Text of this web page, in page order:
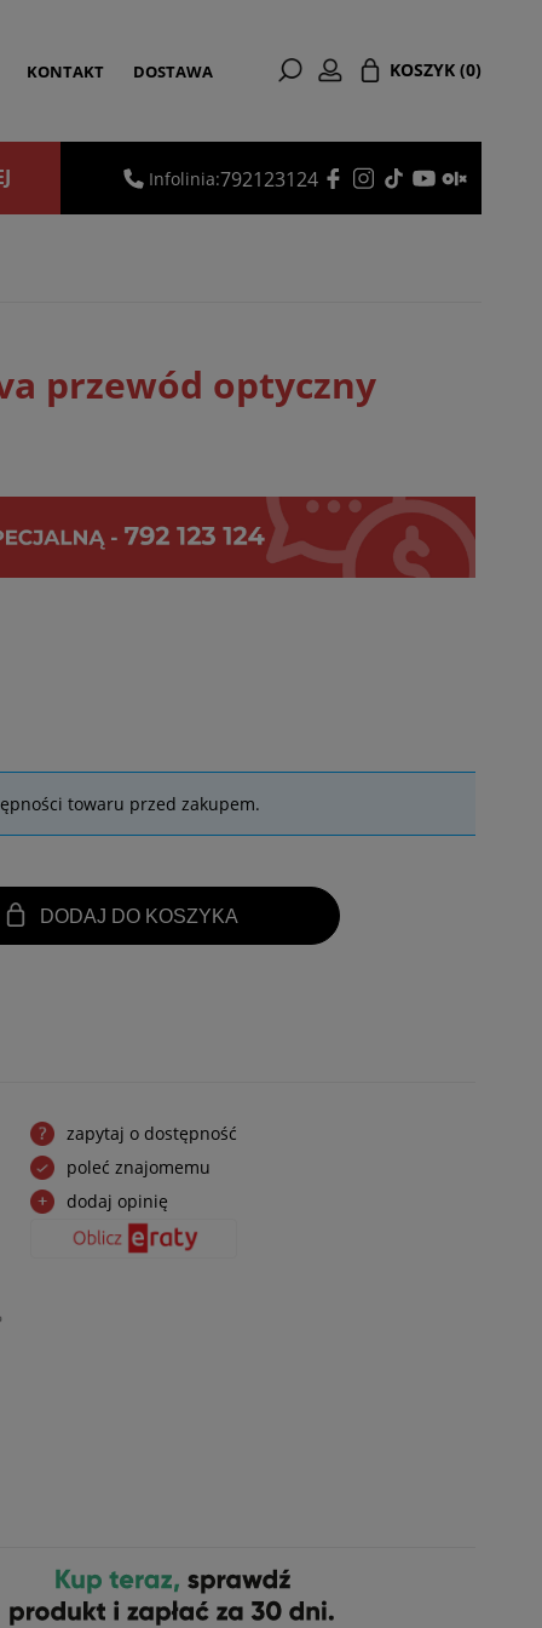
KOSZYK (0)
KONTAKT DOSTAWA
Infolinia:792123124
przewód optyczny
towaru przed zakupem.
DODAJ DO KOSZYKA
zapytaj o dostępność
poleć znajomemu
dodaj opinię